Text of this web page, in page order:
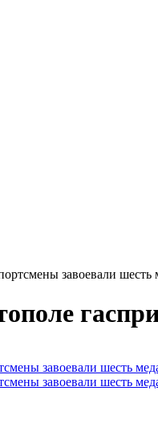
завоевали шесть